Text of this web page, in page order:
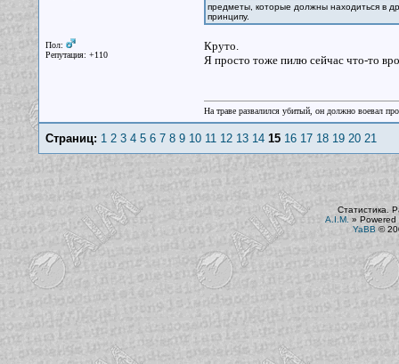
Пол:
Репутация: +110
предметы, которые должны находиться в
принципу.
Круто.
Я просто тоже пилю сейчас что-то
На траве развалился убитый, он должно воевал
Страниц: 1 2 3 4 5 6 7 8 9 10 11 12 13 14 15 16 17 18 19 20 21
Статистика.
A.I.M.» Powered
YaBB ©